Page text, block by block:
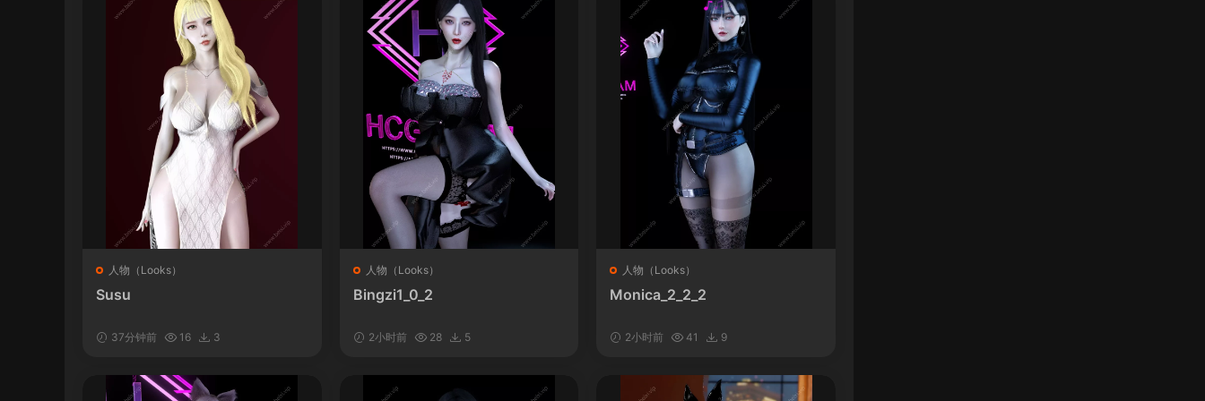
人物（Looks）
Susu
37分钟前 16 3
人物（Looks）
Bingzi1_0_2
2小时前 28 5
人物（Looks）
Monica_2_2_2
2小时前 41 9